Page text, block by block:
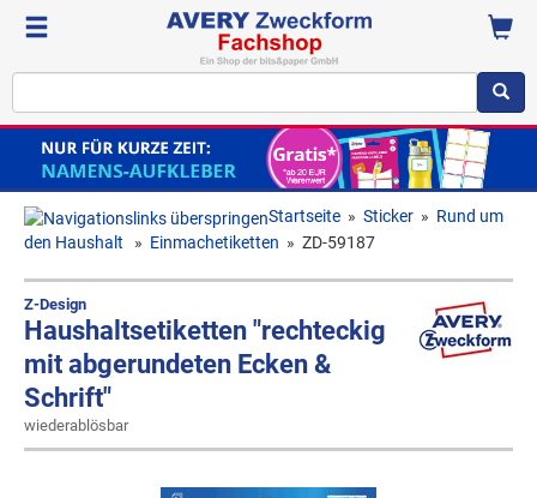
Startseite » Sticker » Rund um
den Haushalt
» Einmachetiketten » ZD-59187
Z-Design
Haushaltsetiketten "rechteckig
mit abgerundeten Ecken &
Schrift"
wiederablösbar